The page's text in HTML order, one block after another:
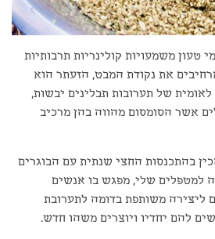
טעון משמעויות קולינריות תרבותיות
את נקודת המבט, הזעתר הוא
של תערובות תבלינים יבשות,
אשר הסומסום מהווה בהן מרכיב
בהתכנסות החצי שנתית עם הבוגרים
למטפלים שלי, מפגש בו אנשים
ליצירה משותפת בדומה לתערובת
להם יחדיו ויוצרים משהו חדש.